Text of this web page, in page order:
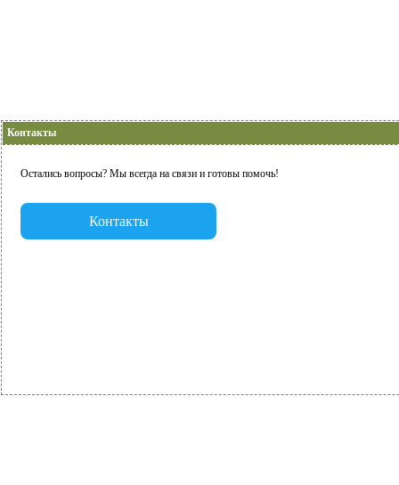
Контакты
Остались вопросы? Мы всегда на связи и готовы помочь!
Контакты